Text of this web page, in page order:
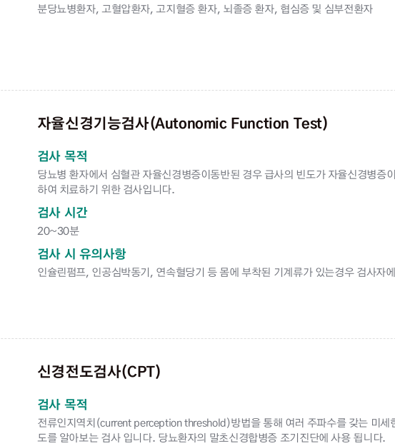
분당뇨병환자, 고혈압환자, 고지혈증 환자, 뇌졸증 환자, 협심증 및 심부전환자
자율신경기능검사(Autonomic Function Test)
검사 목적
당뇨병 환자에서 심혈관 자율신경병증이동반된 경우 급사의 빈도가 자율신경병증
하여 치료하기 위한 검사입니다.
검사 시간
20~30분
검사 시 유의사항
인슐린펌프, 인공심박동기, 연속혈당기 등 몸에 부착된 기계류가 있는경우 검사자
신경전도검사(CPT)
검사 목적
전류인지역치(current perception threshold)방법을 통해 여러 주파수를 갖는 미
도를 알아보는 검사 입니다. 당뇨환자의 말초신경합병증 조기진단에 사용 됩니다.